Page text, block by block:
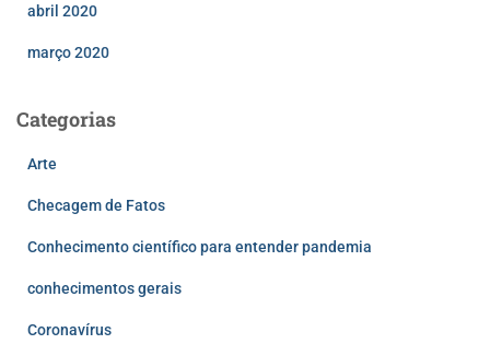
abril 2020
março 2020
Categorias
Arte
Checagem de Fatos
Conhecimento científico para entender pandemia
conhecimentos gerais
Coronavírus